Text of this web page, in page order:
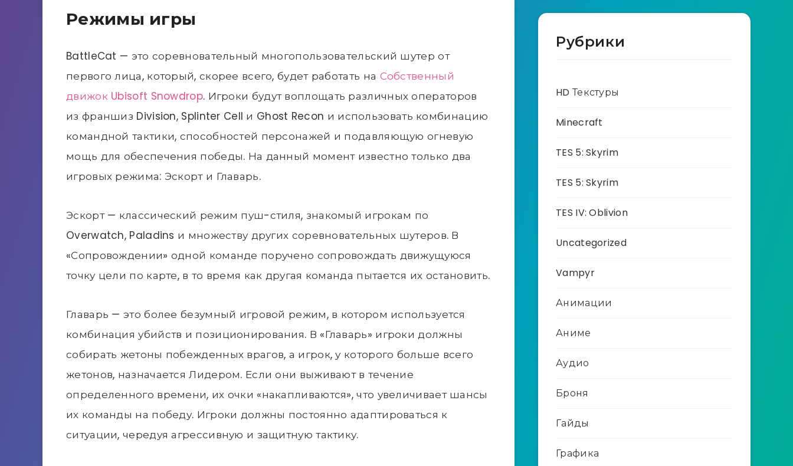
Режимы игры
BattleCat — это соревновательный многопользовательский шутер от
первого лица, который, скорее всего, будет работать на Собственный
движок Ubisoft Snowdrop. Игроки будут воплощать различных операторов
из франшиз Division, Splinter Cell и Ghost Recon и использовать комбинацию
командной тактики, способностей персонажей и подавляющую огневую
мощь для обеспечения победы. На данный момент известно только два
игровых режима: Эскорт и Главарь.
Эскорт — классический режим пуш-стиля, знакомый игрокам по
Overwatch, Paladins и множеству других соревновательных шутеров. В
«Сопровождении» одной команде поручено сопровождать движущуюся
точку цели по карте, в то время как другая команда пытается их остановить.
Главарь — это более безумный игровой режим, в котором используется
комбинация убийств и позиционирования. В «Главарь» игроки должны
собирать жетоны побежденных врагов, а игрок, у которого больше всего
жетонов, назначается Лидером. Если они выживают в течение
определенного времени, их очки «накапливаются», что увеличивает шансы
их команды на победу. Игроки должны постоянно адаптироваться к
ситуации, чередуя агрессивную и защитную тактику.
Рубрики
HD Текстуры
Minecraft
TES 5: Skyrim
TES 5: Skyrim
TES IV: Oblivion
Uncategorized
Vampyr
Анимации
Аниме
Аудио
Броня
Гайды
Графика